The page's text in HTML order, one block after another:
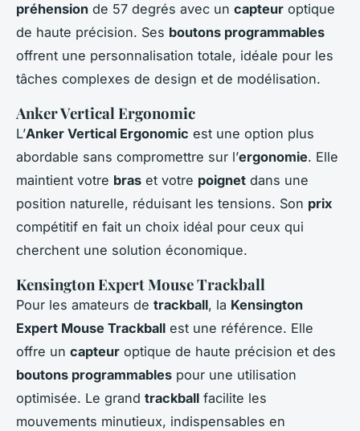
préhension de 57 degrés avec un capteur optique
de haute précision. Ses boutons programmables
offrent une personnalisation totale, idéale pour les
tâches complexes de design et de modélisation.
Anker Vertical Ergonomic
L’Anker Vertical Ergonomic est une option plus
abordable sans compromettre sur l’ergonomie. Elle
maintient votre bras et votre poignet dans une
position naturelle, réduisant les tensions. Son prix
compétitif en fait un choix idéal pour ceux qui
cherchent une solution économique.
Kensington Expert Mouse Trackball
Pour les amateurs de trackball, la Kensington
Expert Mouse Trackball est une référence. Elle
offre un capteur optique de haute précision et des
boutons programmables pour une utilisation
optimisée. Le grand trackball facilite les
mouvements minutieux, indispensables en